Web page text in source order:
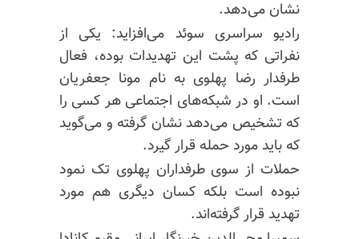
نشان می‌دهد.
رادیو سراسری سوئد می‌افزاید: یکی از
نفراتی که پشت این تهدیدات بوده، فعال
طرفدار رضا پهلوی به نام مونا جعفریان
است. او در شبکه‌های اجتماعی هر کسی را
که تشخیص می‌دهد نشان گرفته و می‌گوید
که باید مورد حمله قرار گیرد.
حملات از سوی طرفداران پهلوی تک نمود
نبوده است بلکه کسان دیگری هم مورد
تهدید قرار گرفته‌اند.